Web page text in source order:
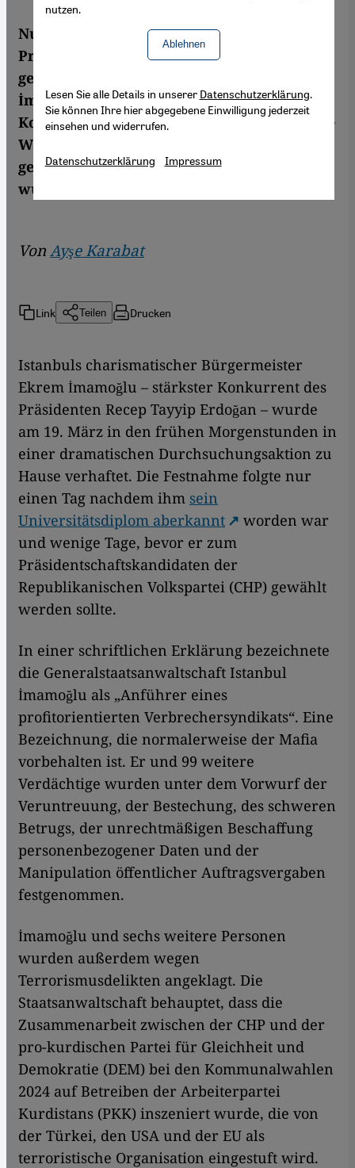
Nur Tage bevor er zum
Präsidentschaftskandidaten der CHP
gewählt werden sollte, wurde Ekrem
İmamoğlu verhaftet. Die Anklage:
Korruption und Terrorismus. Bis er 2019 die
Wahl zum Bürgermeister von Istanbul
gewann, war er relativ unbekannt. Wie
wurde er zu Erdoğans größtem Rivalen?
VonAyşe Karabat
Link Teilen Drucken
Istanbuls charismatischer Bürgermeister
Ekrem İmamoğlu – stärkster Konkurrent des
Präsidenten Recep Tayyip Erdoğan – wurde
am 19. März in den frühen Morgenstunden in
einer dramatischen Durchsuchungsaktion zu
Hause verhaftet. Die Festnahme folgte nur
einen Tag nachdem ihm sein
Universitätsdiplom aberkannt
worden war
und wenige Tage, bevor er zum
Präsidentschaftskandidaten der
Republikanischen Volkspartei (CHP) gewählt
werden sollte.
In einer schriftlichen Erklärung bezeichnete
die Generalstaatsanwaltschaft Istanbul
İmamoğlu als „Anführer eines
profitorientierten Verbrechersyndikats“. Eine
Bezeichnung, die normalerweise der Mafia
vorbehalten ist. Er und 99 weitere
Verdächtige wurden unter dem Vorwurf der
Veruntreuung, der Bestechung, des schweren
Betrugs, der unrechtmäßigen Beschaffung
personenbezogener Daten und der
Manipulation öffentlicher Auftragsvergaben
festgenommen.
İmamoğlu und sechs weitere Personen
wurden außerdem wegen
Terrorismusdelikten angeklagt. Die
Staatsanwaltschaft behauptet, dass die
Zusammenarbeit zwischen der CHP und der
pro-kurdischen Partei für Gleichheit und
Demokratie (DEM) bei den Kommunalwahlen
2024 auf Betreiben der Arbeiterpartei
Kurdistans (PKK) inszeniert wurde, die von
der Türkei, den USA und der EU als
terroristische Organisation eingestuft wird.
nutzen.
Ablehnen
Lesen Sie alle Details in unserer Datenschutzerklärung.
Sie können Ihre hier abgegebene Einwilligung jederzeit
einsehen und widerrufen.
Datenschutzerklärung Impressum